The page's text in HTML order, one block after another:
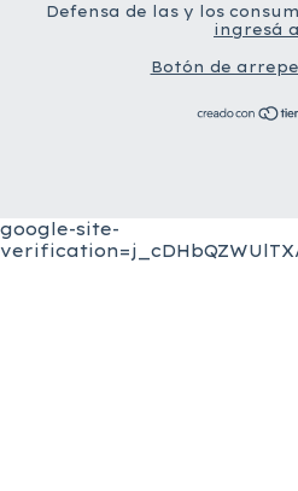
Defensa de las y los
ingresá
Botón de
google-site-